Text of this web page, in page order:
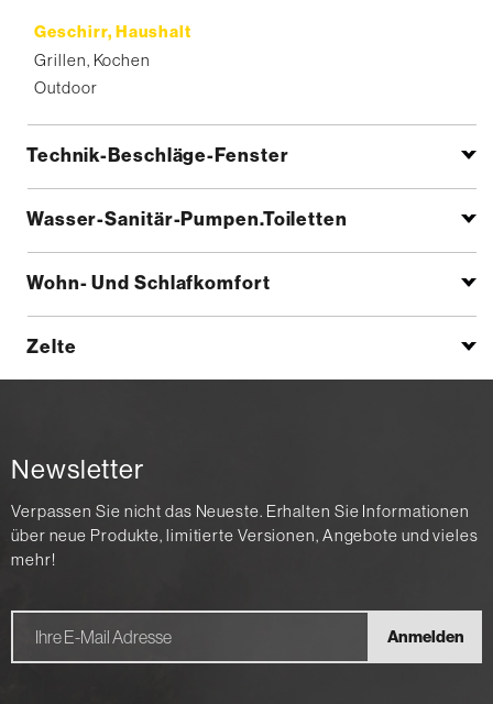
Geschirr, Haushalt
Grillen, Kochen
Outdoor
Technik-Beschläge-Fenster
Wasser-Sanitär-Pumpen.Toiletten
Wohn- Und Schlafkomfort
Zelte
Newsletter
Verpassen Sie nicht das Neueste. Erhalten Sie Informationen
über neue Produkte, limitierte Versionen, Angebote und vieles
mehr!
Anmelden